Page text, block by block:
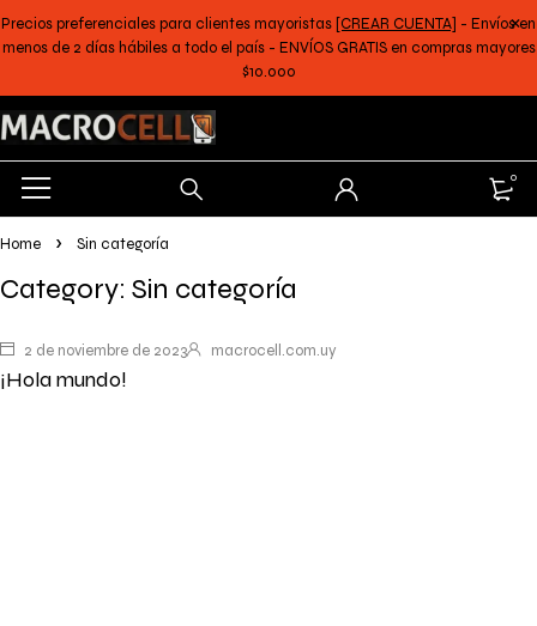
Precios preferenciales para clientes mayoristas [CREAR CUENTA] - Envíos en
menos de 2 días hábiles a todo el país - ENVÍOS GRATIS en compras mayores
$10.000
0
Home Sin categoría
Category: Sin categoría
2 de noviembre de 2023 macrocell.com.uy
¡Hola mundo!